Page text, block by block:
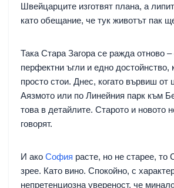
Швейцарците изготвят плана, а
като обещание, че тук животът пак
Така Стара Загора се ражда отново
перфектни ъгли и едно достойнство,
просто стои. Днес, когато вървиш от
Аязмото или по Линейния парк към
това в детайлите. Старото и новото
говорят.
И ако София расте, но не старее, то
зрее. Като вино. Спокойно, с
непретенциозна увереност, че